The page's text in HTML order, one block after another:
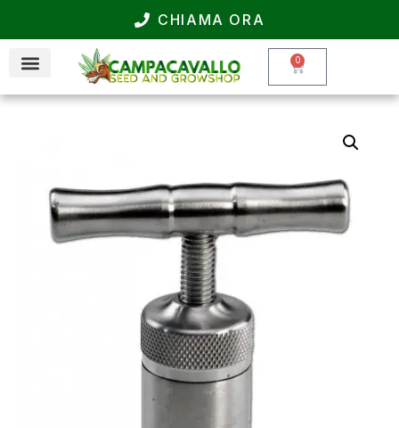
CHIAMA ORA
0